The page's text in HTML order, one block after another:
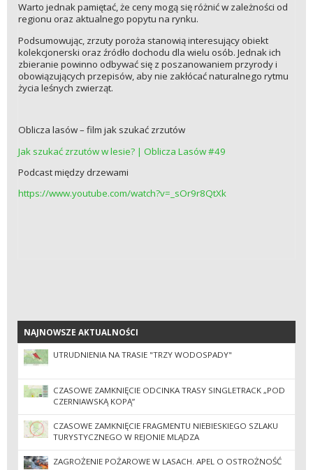
Warto jednak pamiętać, że ceny mogą się różnić w zależności od
regionu oraz aktualnego popytu na rynku.
Podsumowując, zrzuty poroża stanowią interesujący obiekt
kolekcjonerski oraz źródło dochodu dla wielu osób. Jednak ich
zbieranie powinno odbywać się z poszanowaniem przyrody i
obowiązujących przepisów, aby nie zakłócać naturalnego rytmu
życia leśnych zwierząt.
Oblicza lasów – film jak szukać zrzutów
Jak szukać zrzutów w lesie? | Oblicza Lasów #49
Podcast między drzewami
https://www.youtube.com/watch?v=_sOr9r8QtXk
NAJNOWSZE AKTUALNOŚCI
NAJNOWSZE AKTUALNOŚCI
UTRUDNIENIA NA TRASIE "TRZY WODOSPADY"
CZASOWE ZAMKNIĘCIE ODCINKA TRASY SINGLETRACK „POD
CZERNIAWSKĄ KOPĄ”
CZASOWE ZAMKNIĘCIE FRAGMENTU NIEBIESKIEGO SZLAKU
TURYSTYCZNEGO W REJONIE MLĄDZA
ZAGROŻENIE POŻAROWE W LASACH. APEL O OSTROŻNOŚĆ